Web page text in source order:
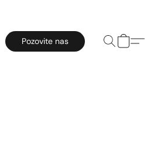
Pozovite nas